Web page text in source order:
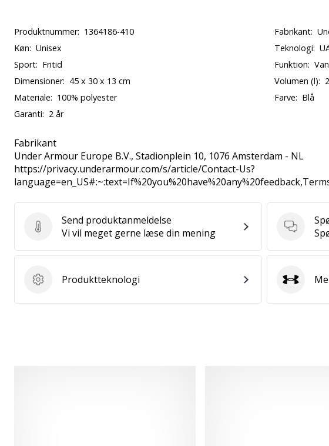
Produktnummer: 1364186-410 Fabrikant:
Køn: Unisex Teknologi:
Sport: Fritid Funktion:
Dimensioner: 45 x 30 x 13 cm Volumen (l):
Materiale: 100% polyester Farve: Blå
Garanti: 2 år
Fabrikant
Under Armour Europe B.V., Stadionplein 10, 1076 Amsterdam - NL
https://privacy.underarmour.com/s/article/Contact-Us?
Send produktanmeldelse
Send produktanmeldelse
Vi vil meget gerne læse din mening
Produktteknologi
Produktteknologi Under